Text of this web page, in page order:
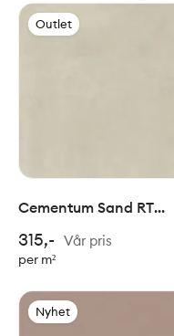
Outlet
Cementum Sand RT
315,- Vår pris
per m²
Nyhet